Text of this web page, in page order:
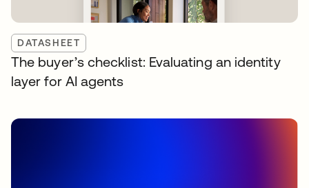
DATASHEET
The buyer’s checklist: Evaluating an identity
layer for AI agents